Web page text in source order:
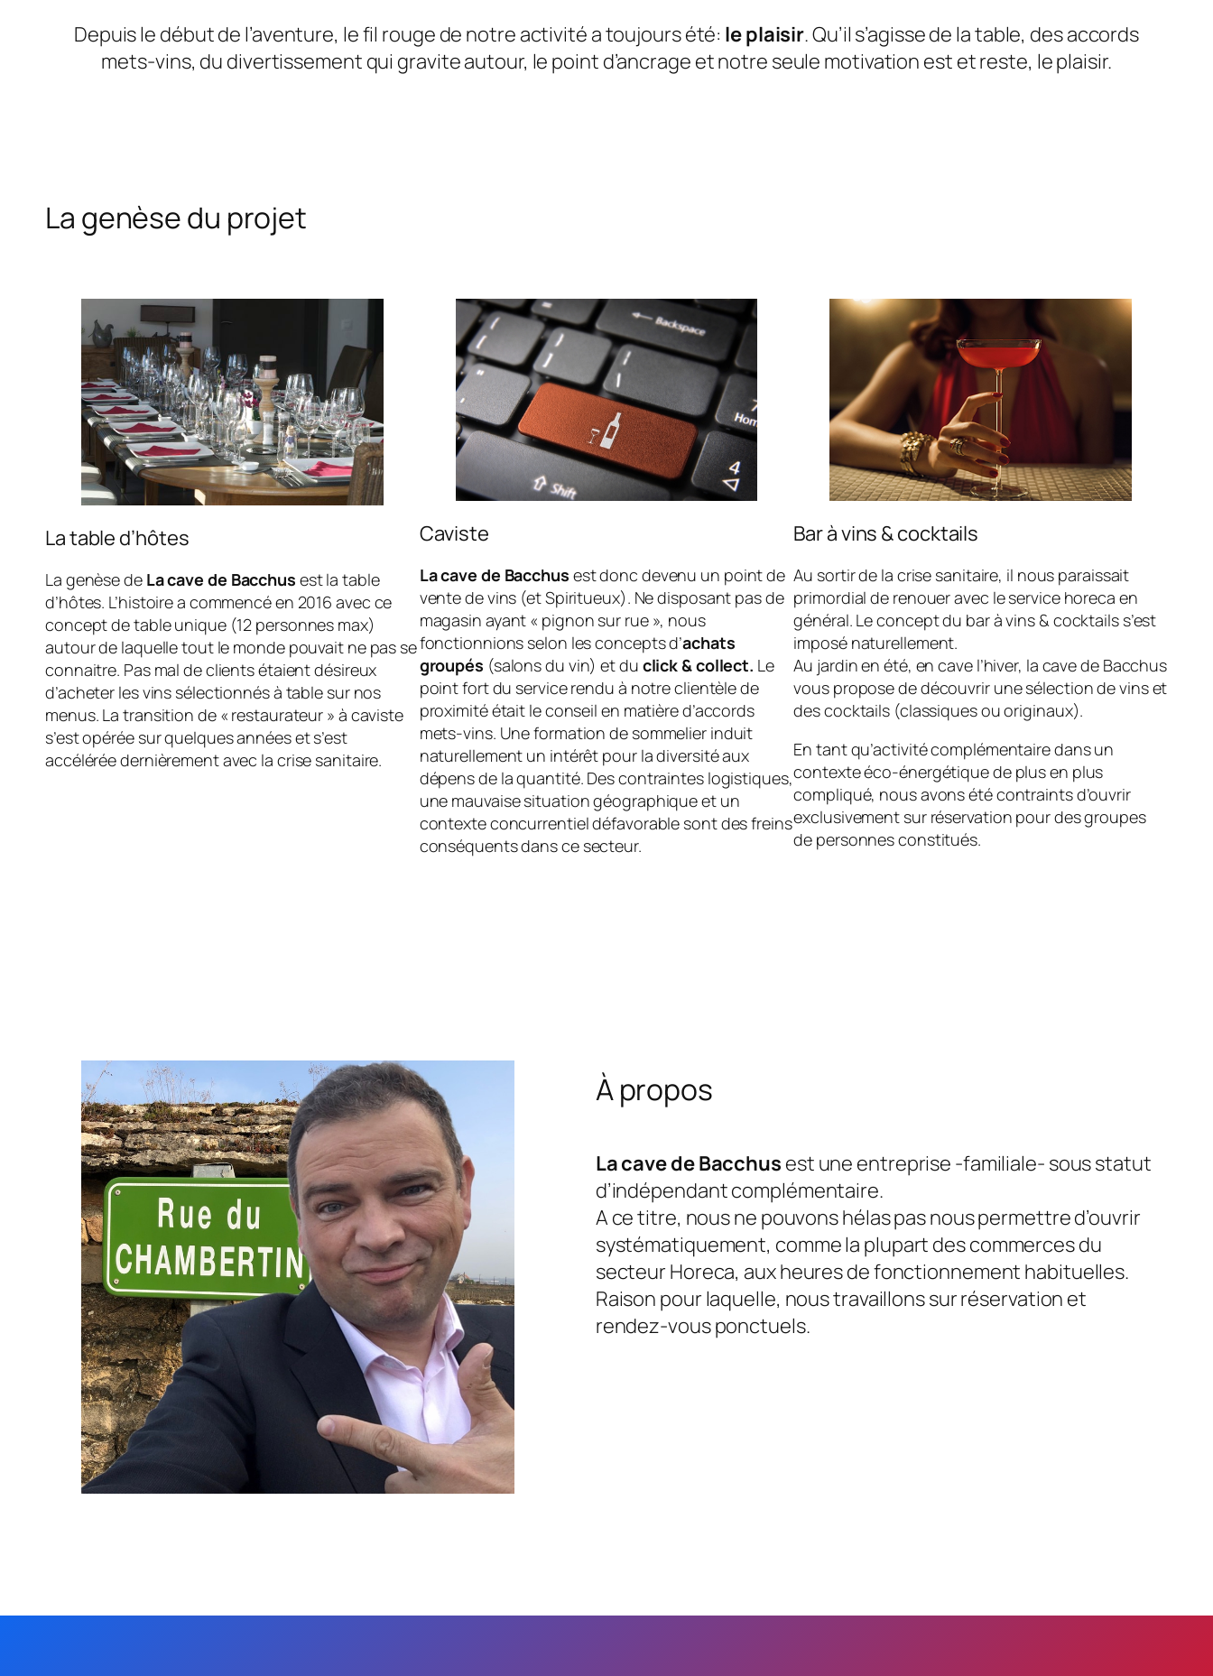
Depuis le début de l’aventure, le fil rouge de notre activité a toujours été: le plaisir. Qu’il s’agisse de la table, des accords
mets-vins, du divertissement qui gravite autour, le point d’ancrage et notre seule motivation est et reste, le plaisir.
La genèse du projet
La table d’hôtes
La genèse de La cave de Bacchus est la table
d’hôtes. L’histoire a commencé en 2016 avec ce
concept de table unique (12 personnes max)
autour de laquelle tout le monde pouvait ne pas se
connaitre. Pas mal de clients étaient désireux
d’acheter les vins sélectionnés à table sur nos
menus. La transition de « restaurateur » à caviste
s’est opérée sur quelques années et s’est
accélérée dernièrement avec la crise sanitaire.
Caviste
La cave de Bacchus est donc devenu un point de
vente de vins (et Spiritueux). Ne disposant pas de
magasin ayant « pignon sur rue », nous
fonctionnions selon les concepts d’achats
groupés (salons du vin) et du click & collect. Le
point fort du service rendu à notre clientèle de
proximité était le conseil en matière d’accords
mets-vins. Une formation de sommelier induit
naturellement un intérêt pour la diversité aux
dépens de la quantité. Des contraintes logistiques,
une mauvaise situation géographique et un
contexte concurrentiel défavorable sont des freins
conséquents dans ce secteur.
Bar à vins & cocktails
Au sortir de la crise sanitaire, il nous paraissait
primordial de renouer avec le service horeca en
général. Le concept du bar à vins & cocktails s’est
imposé naturellement.
Au jardin en été, en cave l’hiver, la cave de Bacchus
vous propose de découvrir une sélection de vins et
des cocktails (classiques ou originaux).
En tant qu’activité complémentaire dans un
contexte éco-énergétique de plus en plus
compliqué, nous avons été contraints d’ouvrir
exclusivement sur réservation pour des groupes
de personnes constitués.
À propos
La cave de Bacchus est une entreprise -familiale- sous statut
d’indépendant complémentaire.
A ce titre, nous ne pouvons hélas pas nous permettre d’ouvrir
systématiquement, comme la plupart des commerces du
secteur Horeca, aux heures de fonctionnement habituelles.
Raison pour laquelle, nous travaillons sur réservation et
rendez-vous ponctuels.